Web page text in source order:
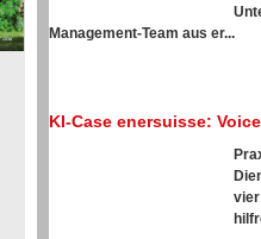
Management-Team aus er...
KI-Case enersuisse:
vier